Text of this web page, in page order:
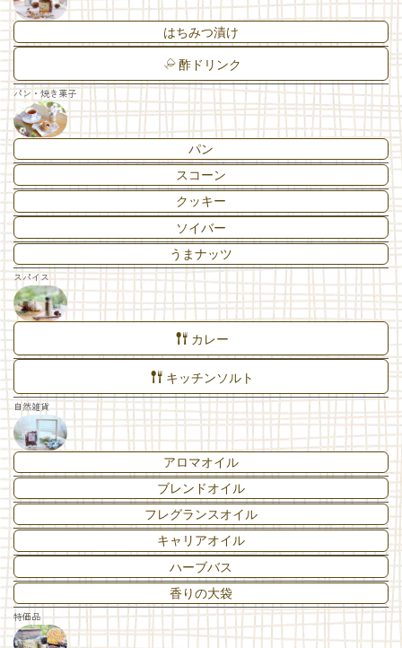
はちみつ漬け
酢ドリンク
パン・焼き菓子
パン
スコーン
クッキー
ソイバー
うまナッツ
スパイス
カレー
キッチンソルト
自然雑貨
アロマオイル
ブレンドオイル
フレグランスオイル
キャリアオイル
ハーブバス
香りの大袋
特価品